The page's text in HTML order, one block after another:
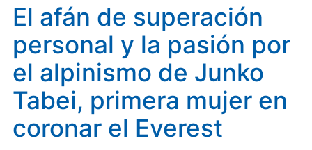
alpinismo de Junko Tabei, primera mujer en coronar el
Everest
El afán de superación
personal y la pasión por
el alpinismo de Junko
Tabei, primera mujer en
coronar el Everest